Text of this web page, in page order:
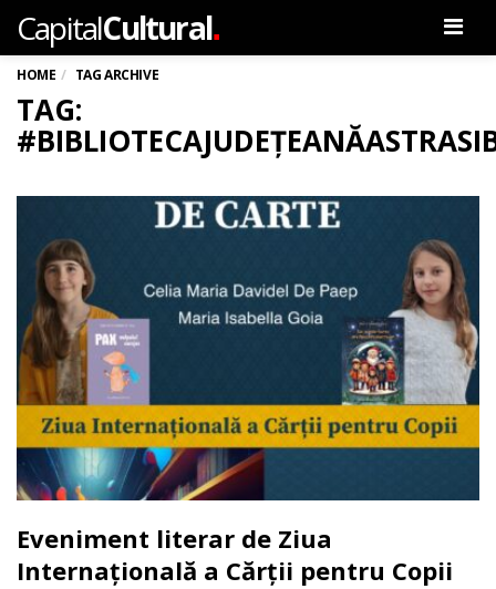
CapitalCultural.
HOME TAG ARCHIVE
TAG:
Eveniment literar de Ziua
Internațională a Cărții pentru Copii